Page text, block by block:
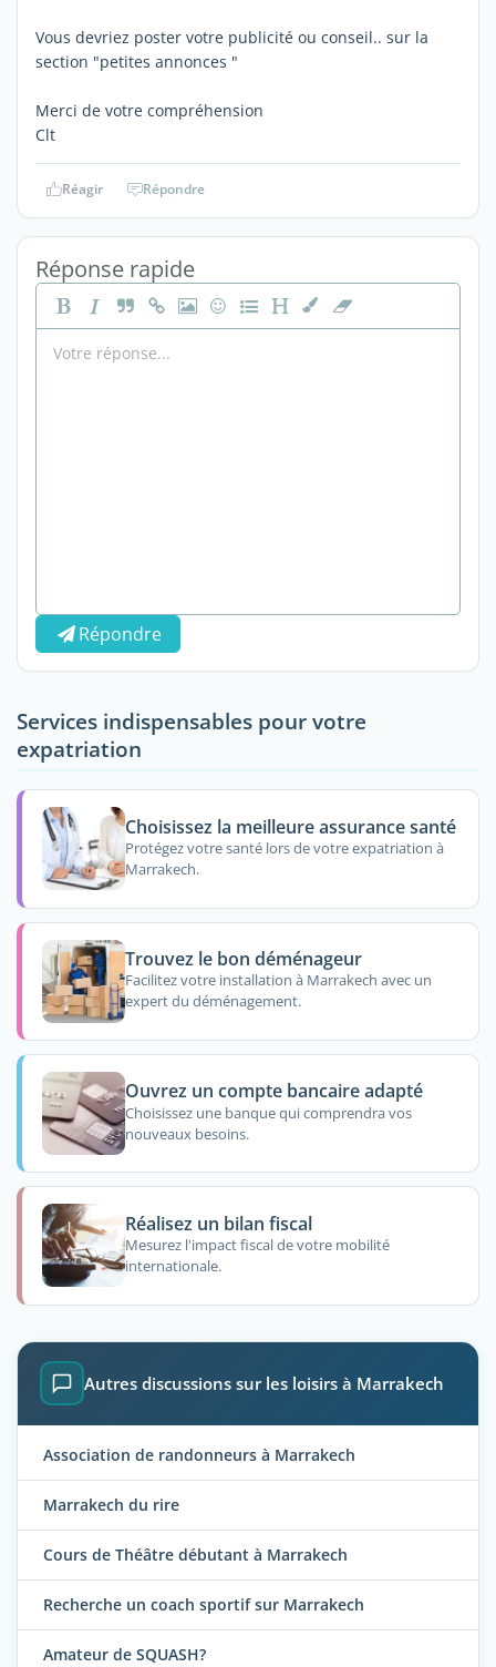
Vous devriez poster votre publicité ou conseil.. sur la
section "petites annonces "
Merci de votre compréhension
Clt
Réagir Répondre
Réponse rapide
Répondre
Services indispensables pour votre
expatriation
Choisissez la meilleure assurance santé
Protégez votre santé lors de votre expatriation à
Marrakech.
Trouvez le bon déménageur
Facilitez votre installation à Marrakech avec un
expert du déménagement.
Ouvrez un compte bancaire adapté
Choisissez une banque qui comprendra vos
nouveaux besoins.
Réalisez un bilan fiscal
Mesurez l'impact fiscal de votre mobilité
internationale.
Autres discussions sur les loisirs à Marrakech
Association de randonneurs à Marrakech
Marrakech du rire
Cours de Théâtre débutant à Marrakech
Recherche un coach sportif sur Marrakech
Amateur de SQUASH?